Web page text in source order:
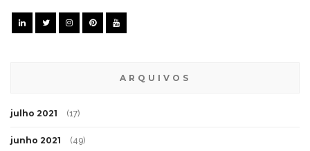
ARQUIVOS
julho 2021 (17)
junho 2021 (49)